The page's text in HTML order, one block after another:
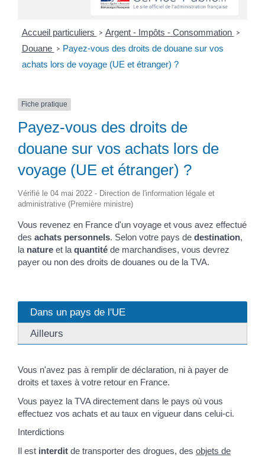
Accueil particuliers > Argent - Impôts - Consommation >
Douane > Payez-vous des droits de douane sur vos
achats lors de voyage (UE et étranger) ?
Fiche pratique
Payez-vous des droits de
douane sur vos achats lors de
voyage (UE et étranger) ?
Vérifié le 04 mai 2022 - Direction de l'information légale et
administrative (Première ministre)
Vous revenez en France d'un voyage et vous avez effectué
des achats personnels. Selon votre pays de destination,
la nature et la quantité de marchandises, vous devrez
payer ou non des droits de douanes ou de la TVA.
Dans un pays de l'UE
Ailleurs
Vous n'avez pas à remplir de déclaration, ni à payer de
droits et taxes à votre retour en France.
Vous payez la TVA directement dans le pays où vous
effectuez vos achats et au taux en vigueur dans celui-ci.
Interdictions
Il est interdit de transporter des drogues, des objets de